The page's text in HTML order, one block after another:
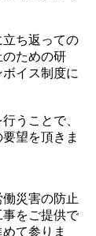
ち返っての
ための研
イス制度に
うことで、
望を頂きま
災害の防止
をご提供で
て参りま